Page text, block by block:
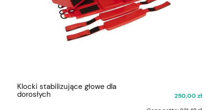
Klocki stabilizujące głowe dla
dorosłych
250,00 zł